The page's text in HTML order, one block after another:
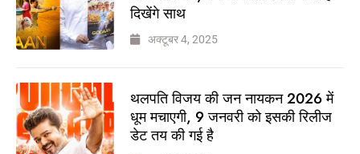
दिखेंगे साथ
अक्टूबर 4, 2025
थलपति विजय की जन नायकन 2026 में
धूम मचाएगी, 9 जनवरी को इसकी रिलीज
डेट तय की गई है